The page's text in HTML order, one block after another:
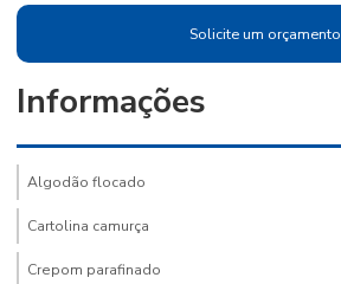
Solicite um orçamento
Informações
Algodão flocado
Cartolina camurça
Crepom parafinado